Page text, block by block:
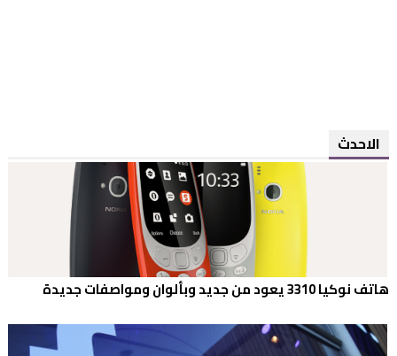
الاحدث
هاتف نوكيا 3310 يعود من جديد وبألوان ومواصفات جديدة